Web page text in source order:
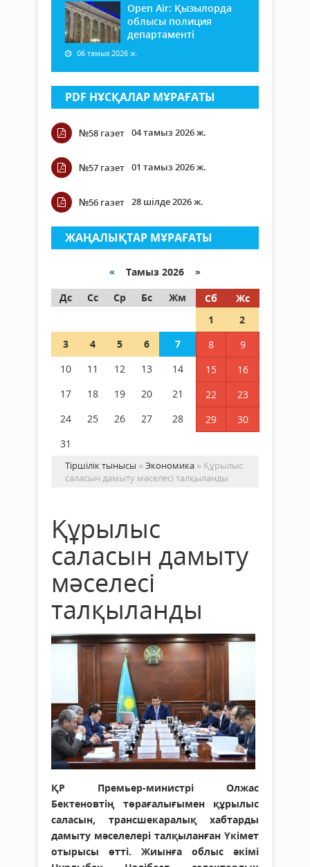
Open Air: Қызылорда
облысы полиция
департаменті
06 тамыз 2026 ж.
PDF НҰСҚАЛАР МҰРАҒАТЫ
№58 газет 04 тамыз 2026 ж.
№57 газет 01 тамыз 2026 ж.
№56 газет 28 шілде 2026 ж.
ЖАҢАЛЫҚТАР МҰРАҒАТЫ
« Тамыз 2026 »
Дс
Сс Ср Бс Жм Сб
Жс
1
2
3
4 5 6 7 8
9
10
11 12 13 14 15
16
17
18 19 20 21 22
23
24
25 26 27 28 29
30
31
Тіршілік тынысы »Экономика » Құрылыс
саласын дамыту мәселесі талқыланды
Құрылыс
саласын дамыту
мәселесі
талқыланды
ҚР Премьер-министрі Олжас
Бектеновтің төрағалығымен құрылыс
саласын, трансшекаралық хабтарды
дамыту мәселелері талқыланған Үкімет
отырысы өтті. Жиынға облыс әкімі